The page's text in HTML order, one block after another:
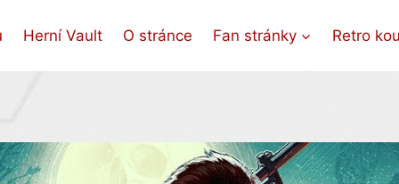
Herní Vault O stránce Fan stránky Retro